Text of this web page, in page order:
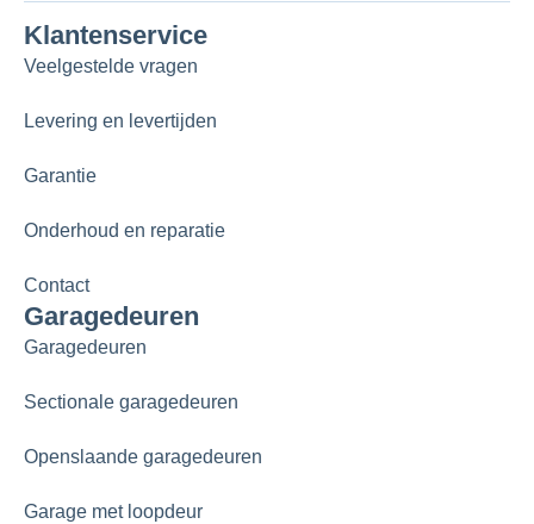
Klantenservice
Veelgestelde vragen
Levering en levertijden
Garantie
Onderhoud en reparatie
Contact
Garagedeuren
Garagedeuren
Sectionale garagedeuren
Openslaande garagedeuren
Garage met loopdeur